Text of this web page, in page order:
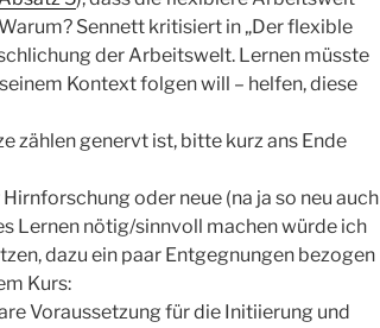
Sennett kritisiert in „Der flexible
der Arbeitswelt. Lernen müsste
Kontext folgen will – helfen, diese
zählen genervt ist, bitte kurz ans Ende
oder neue (na ja so neu auch
Lernen nötig/sinnvoll machen würde ich
dazu ein paar Entgegnungen bezogen
Kurs:
Voraussetzung für die Initiierung und